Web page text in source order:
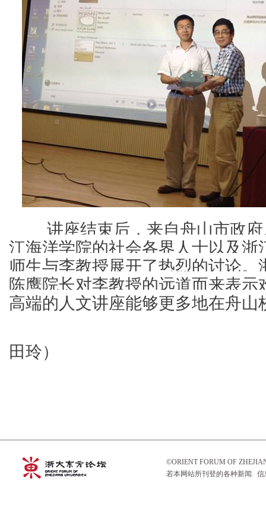
讲座结束后，来自舟山市政府
江海洋学院的社会各界人士以及浙
师生与李教授展开了热烈的讨论
陈鹰院长对李教授的远道而来表示
高端的人文讲座能够更多地在舟山
田玲）
©ORIENT FORUM OF
若本网站所刊登的各种新闻.